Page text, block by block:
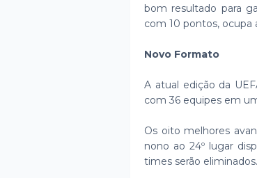
bom resultado para
com 10 pontos, ocupa
Novo Formato
A atual edição da
com 36 equipes em
Os oito melhores
nono ao 24º lugar
times serão eliminados.